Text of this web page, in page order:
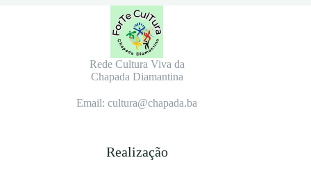
Rede Cultura Viva da
Chapada Diamantina
Email: cultura@chapada.ba
Realização